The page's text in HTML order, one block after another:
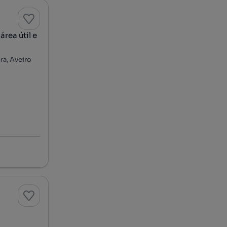
útil e
Aveiro